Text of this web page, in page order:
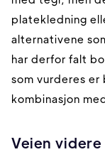
platekledning
alternativene
har derfor falt
som vurderes er
kombinasjon
Veien videre